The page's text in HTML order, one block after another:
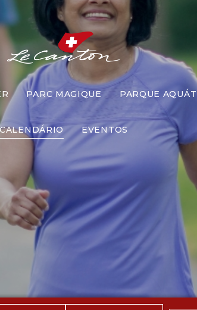
PARC MAGIQUE PARQUE
CALENDÁRIO EVENTOS